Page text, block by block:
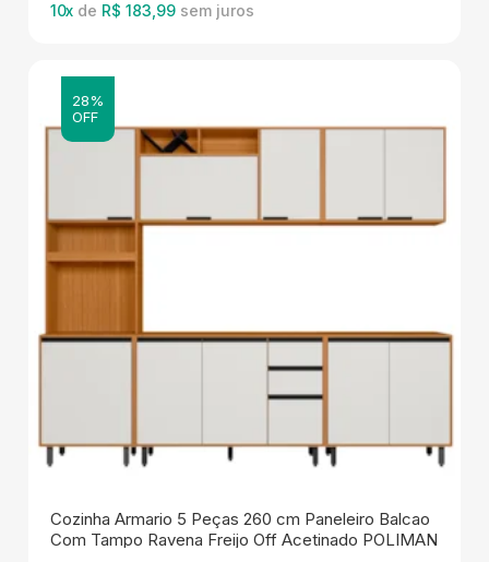
10x de R$ 183,99
28%
OFF
Cozinha Armario 5 Peças 260 cm Paneleiro Balcao
Com Tampo Ravena Freijo Off Acetinado POLIMAN